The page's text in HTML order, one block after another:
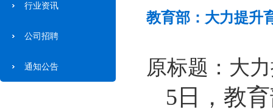
行业资讯
公司招聘
通知公告
教育部：大力提升
原标题：大
5日，教